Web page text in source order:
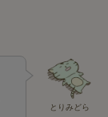
とりみどら